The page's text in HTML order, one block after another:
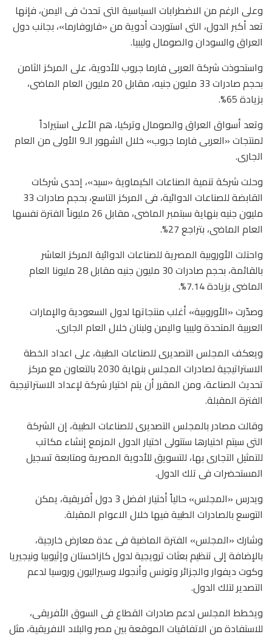
وعلى الرغم من الاضطرابات السياسية التى تحدث فى اليمن، فإنها
تعد أكبر الدول، التى استوردت أدوية من «فاروفارما»، بجانب دول
العراق والسودان والصومال وليبيا.
واستحوذت شركة العربى فارما جروب للأدوية، على المركز الثامن
بحجم صادرات 33 مليون جنيه، مقابل 20 مليون العام الماضى،
بزيادة 65%.
وتعد أسواق العراق والصومال وتركيا، هم الأعلى استيراداً
لمنتجات «العربى فارما جروب» خلال الشهور الـ9 الأولى من العام
الجارى.
وحلت شركة تنمية الصناعات الكيماوية «سيد»، إحدى شركات
القابضة للصناعات الدوائية، فى المركز التاسع، بحجم صادرات 33
مليون جنيه بنهاية سبتمبر الماضى، مقابل 26 مليوناً الفترة نفسها
العام الماضى، بتراجع 27%.
واحتلت الأوروبية المصرية للصناعات الدوائية المركز العاشر
بالقائمة، بحجم صادرات 30 مليون جنيه مقابل 28 مليونا العام
الماضى بزيادة 7.14%.
وصدّرت «الأوروبية» أغلب منتجاتها لدول السعودية والإمارات
العربية المتحدة وليبيا واليمن ولبنان خلال العام الجارى.
ويعكف المجلس التصديرى للصناعات الطبية، على اعداد الخطة
الاستراتيجية لصادرات المجلس بنهاية 2030 بالتعاون مع مركز
تحديث الصناعة، ومن المقرر أن يتم اختيار شركة لإعداد الاستراتيجية
الفترة المقبلة.
وقالت مصادر بالمجلس التصديرى للصناعات الطبية، إن الشركة
التى سيتم اختيارها ستتولى اختيار الدول المزمع إنشاء مكاتب
للتمثيل التجارى بها، للتسويق للأدوية المصرية ومتابعة تسجيل
المستحضرات فى تلك الدول.
ويدرس «المجلس» حالياً أختيار افضل 3 دول أفريقية، يمكن
التوسع بالصادرات الطبية فيها خلال الاعوام المقبلة.
وشارك «المجلس» الفترة الماضية فى عدة معارض خارجية،
بالإضافة إلى تنظيم بعثات ترويجية لدول كازاخستان وإثيوبيا ونيجيريا
وكوت ديفوار والجزائر وتونس وأنجولا وسيراليون وروسيا لدعم
التصدير لتلك الدول.
ويخطط المجلس لدعم صادرات القطاع فى السوق الأفريقى،
للاستفادة من الاتفاقيات الموقعة بين مصر والبلاد الافريقية، مثل